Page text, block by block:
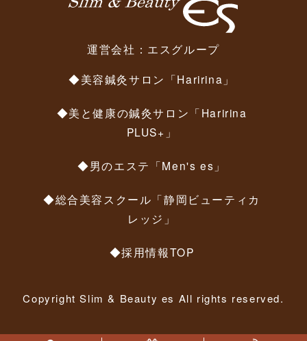
運営会社： エスグループ
◆美容鍼灸サロン「Haririna」
◆美と健康の鍼灸サロン「Haririna
PLUS+」
◆男のエステ「Men's es」
◆総合美容スクール「静岡ビューティカ
レッジ」
◆採用情報TOP
Copyright Slim & Beauty es All rights reserved.